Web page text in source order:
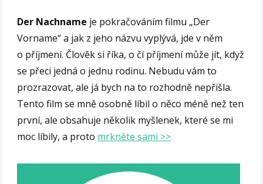
Der Nachname je pokračováním filmu „Der
Vorname“ a jak z jeho názvu vyplývá, jde v něm
o příjmení. Člověk si říka, o čí příjmení může jít, když
se přeci jedná o jednu rodinu. Nebudu vám to
prozrazovat, ale já bych na to rozhodně nepřišla.
Tento film se mně osobně líbil o něco méně než ten
první, ale obsahuje několik myšlenek, které se mi
moc líbily, a proto mrkněte sami >>